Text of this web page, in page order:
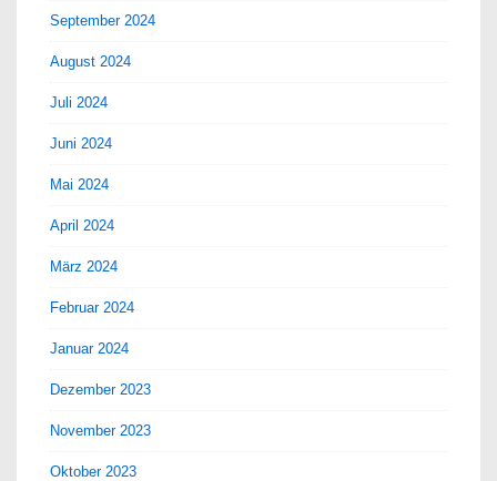
September 2024
August 2024
Juli 2024
Juni 2024
Mai 2024
April 2024
März 2024
Februar 2024
Januar 2024
Dezember 2023
November 2023
Oktober 2023